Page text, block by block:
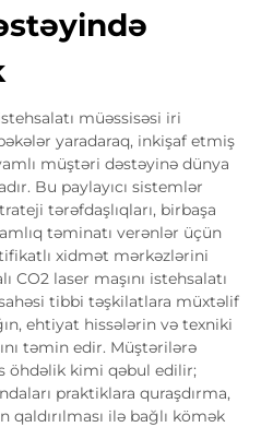
müəssisəsi iri
yaradaraq, inkişaf etmiş
müştəri dəstəyinə dünya
Bu paylayıcı sistemlər
tərəfdaşlıqları, birbaşa
təminatı verənlər üçün
xidmət mərkəzlərini
laser maşını istehsalatı
tibbi təşkilatlara müxtəlif
ehtiyat hissələrin və texniki
təmin edir. Müştərilərə
öhdəlik kimi qəbul edilir;
praktiklara quraşdırma,
ilə bağlı kömək